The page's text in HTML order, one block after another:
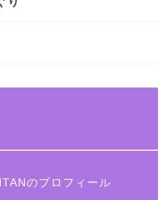
のプロフィール